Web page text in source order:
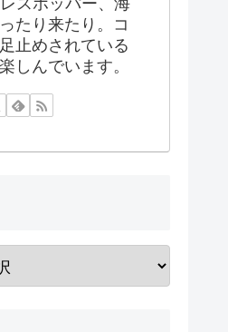
たり来たり。コ
止めされている
しんでいます。